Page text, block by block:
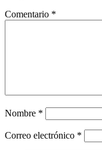
Comentario *
Nombre *
Correo electrónico *